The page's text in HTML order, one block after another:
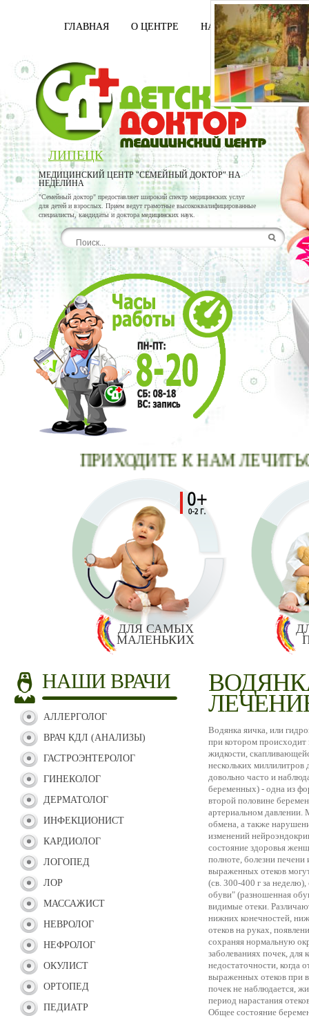
ГЛАВНАЯ О ЦЕНТРЕ НАШИ ВРАЧИ
ЛИПЕЦК
МЕДИЦИНСКИЙ ЦЕНТР "СЕМЕЙНЫЙ ДОКТОР" НА
НЕДЕЛИНА
"Семейный доктор" предоставляет широкий спектр медицинских услуг
для детей и взрослых. Прием ведут грамотные высококвалифицированные
специалисты, кандидаты и доктора медицинских наук.
ПРИХОДИТЕ К НАМ ЛЕЧИТЬСЯ
ДЛЯ САМЫХ
МАЛЕНЬКИХ
НАШИ ВРАЧИ
АЛЛЕРГОЛОГ
ВРАЧ КДЛ (АНАЛИЗЫ)
ГАСТРОЭНТЕРОЛОГ
ГИНЕКОЛОГ
ДЕРМАТОЛОГ
ИНФЕКЦИОНИСТ
КАРДИОЛОГ
ЛОГОПЕД
ЛОР
МАССАЖИСТ
НЕВРОЛОГ
НЕФРОЛОГ
ОКУЛИСТ
ОРТОПЕД
ПЕДИАТР
Водянка яичка, или
при котором происходит
жидкости,
нескольких миллилитров
довольно часто и
беременных) - одна из
второй половине
артериальном давлении.
обмена, а также
изменений
состояние здоровья
полноте, болезни печени
выраженных отеков
(св. 300-400 г за
обуви" (разношенная
видимые отеки.
нижних конечностей,
отеков на руках,
сохраняя нормальную
заболеваниях почек, для
недостаточности, когда
выраженных отеков при
почек не наблюдается,
период нарастания
Общее состояние